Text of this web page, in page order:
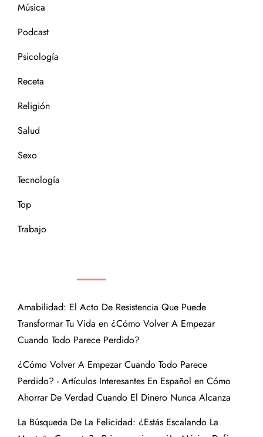
Música
Podcast
Psicología
Receta
Religión
Salud
Sexo
Tecnología
Top
Trabajo
Amabilidad: El Acto De Resistencia Que Puede
Transformar Tu Vida en ¿Cómo Volver A Empezar
Cuando Todo Parece Perdido?
¿Cómo Volver A Empezar Cuando Todo Parece
Perdido? - Artículos Interesantes En Español en Cómo
Ahorrar De Verdad Cuando El Dinero Nunca Alcanza
La Búsqueda De La Felicidad: ¿Estás Escalando La